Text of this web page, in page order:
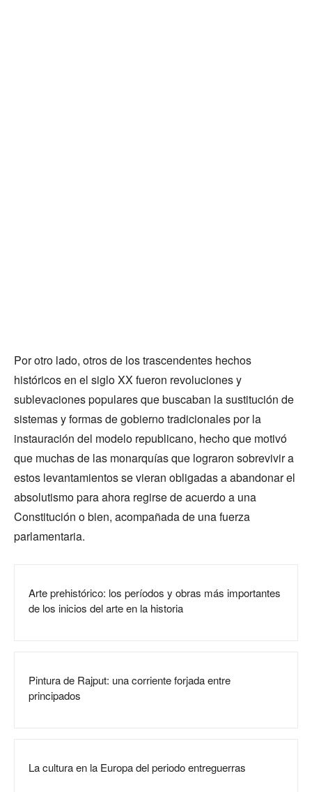
Por otro lado, otros de los trascendentes hechos
históricos en el siglo XX fueron revoluciones y
sublevaciones populares que buscaban la sustitución de
sistemas y formas de gobierno tradicionales por la
instauración del modelo republicano, hecho que motivó
que muchas de las monarquías que lograron sobrevivir a
estos levantamientos se vieran obligadas a abandonar el
absolutismo para ahora regirse de acuerdo a una
Constitución o bien, acompañada de una fuerza
parlamentaria.
Arte prehistórico: los períodos y obras más importantes
de los inicios del arte en la historia
Pintura de Rajput: una corriente forjada entre
principados
La cultura en la Europa del periodo entreguerras